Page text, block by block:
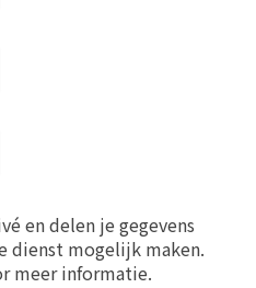
en delen je gegevens
dienst mogelijk maken.
meer informatie.